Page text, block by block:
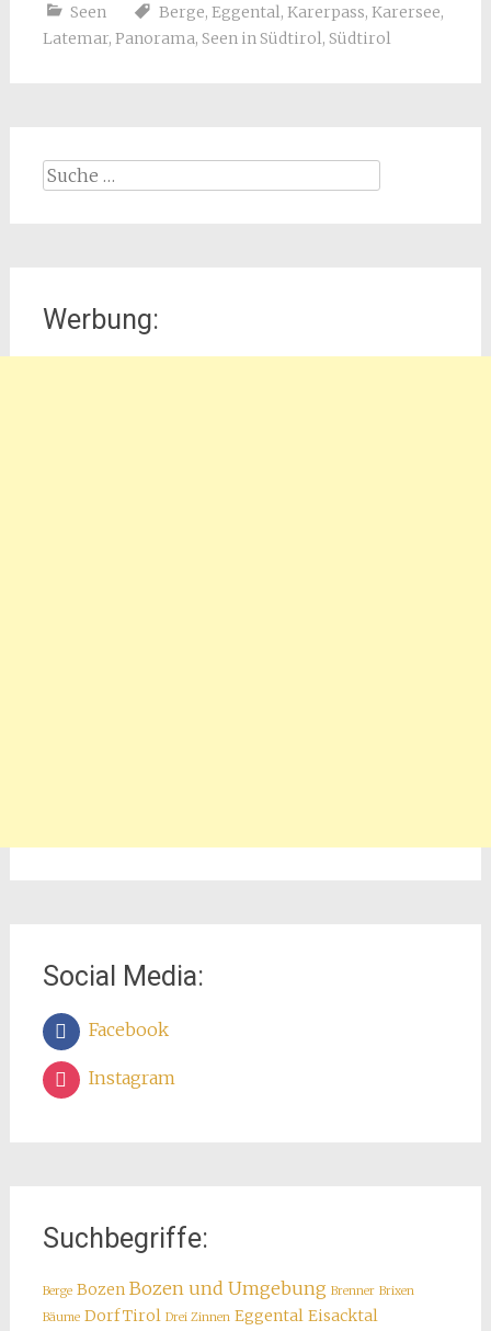
Seen Berge, Eggental, Karerpass, Karersee,
Latemar, Panorama, Seen in Südtirol, Südtirol
Suche
Werbung:
Social Media:
Facebook
Instagram
Suchbegriffe:
Berge Bozen Bozen und Umgebung Brenner Brixen
Bäume Dorf Tirol Drei Zinnen Eggental Eisacktal